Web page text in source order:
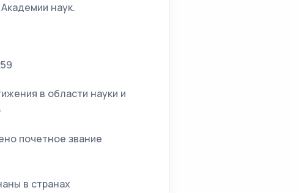
наук.
в области науки и
почетное звание
в странах